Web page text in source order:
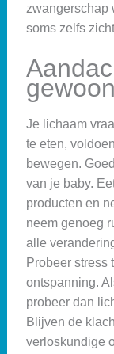
zwangerschap
soms zelfs
Je lichaam
te eten,
bewegen.
van je baby.
producten en
neem genoeg
alle
Probeer stress
ontspanning.
probeer dan
Blijven de
verloskundige